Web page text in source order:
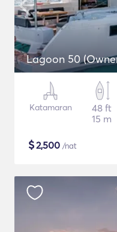
Lagoon 50
Katamaran
48 ft
15 m
$2,500 /nat